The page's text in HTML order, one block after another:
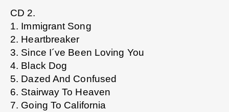
CD 2.
1. Immigrant Song
2. Heartbreaker
3. Since I´ve Been Loving You
4. Black Dog
5. Dazed And Confused
6. Stairway To Heaven
7. Going To California